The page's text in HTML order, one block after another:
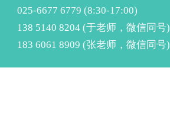
025-6677 6779 (8:30-17:00)
138 5140 8204 (于老师，微信同号)
183 6061 8909 (张老师，微信同号)